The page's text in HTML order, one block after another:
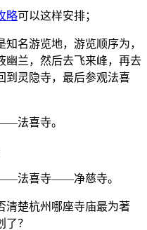
略可以这样安排；
名游览地，游览顺序为，
幽兰，然后去飞来峰，再去
到灵隐寺，最后参观法喜
法喜寺。
法喜寺——净慈寺。
清楚杭州哪座寺庙最为著
？